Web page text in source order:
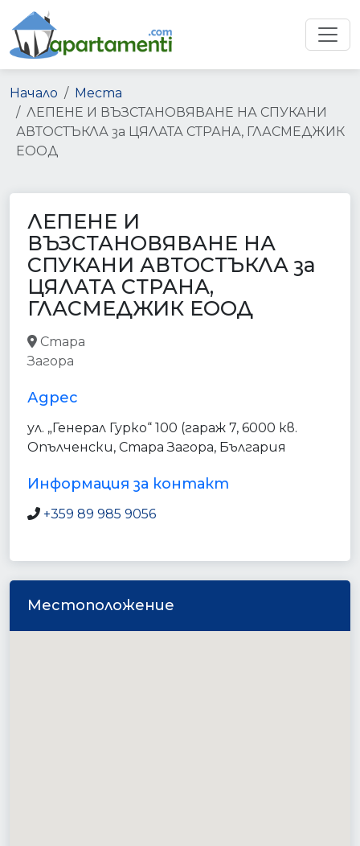
Начало
Места
ЛЕПЕНЕ И ВЪЗСТАНОВЯВАНЕ НА СПУКАНИ
АВТОСТЪКЛА за ЦЯЛАТА СТРАНА, ГЛАСМЕДЖИК
ЕООД
ЛЕПЕНЕ И
ВЪЗСТАНОВЯВАНЕ НА
СПУКАНИ АВТОСТЪКЛА за
ЦЯЛАТА СТРАНА,
ГЛАСМЕДЖИК ЕООД
Стара
Загора
Адрес
ул. „Генерал Гурко“ 100 (гараж 7, 6000 кв.
Опълченски, Стара Загора, България
Информация за контакт
+359 89 985 9056
Местоположение